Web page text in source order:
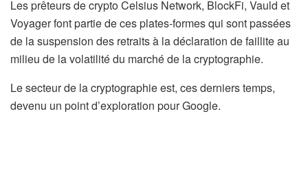
Les prêteurs de crypto Celsius Network, BlockFi, Vauld et
Voyager font partie de ces plates-formes qui sont passées
de la suspension des retraits à la déclaration de faillite au
milieu de la volatilité du marché de la cryptographie.
Le secteur de la cryptographie est, ces derniers temps,
devenu un point d’exploration pour Google.